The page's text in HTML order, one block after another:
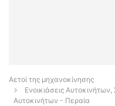
Αετοί της μηχανοκίνησης
Ενοικιάσεις
Αυτοκινήτων - Περαία